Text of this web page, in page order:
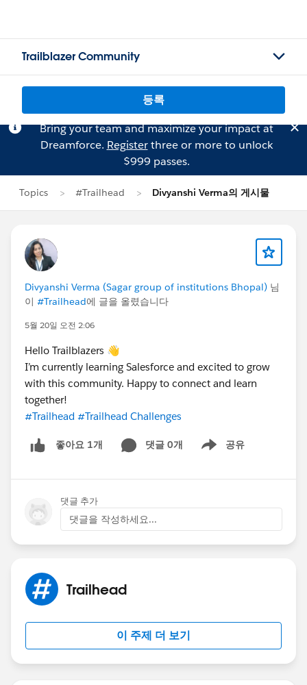
Trailblazer Community
등록
Bring your team and maximize your impact at
Dreamforce. Registerthree or more to unlock
$999 passes.
Topics #Trailhead Divyanshi Verma의 게시물
Divyanshi Verma (Sagar group of institutions Bhopal) 님
이 #Trailhead에 글을 올렸습니다
5월 20일 오전 2:06
Hello Trailblazers 👋
I’m currently learning Salesforce and excited to grow
with this community. Happy to connect and learn
together!
#Trailhead #Trailhead Challenges
좋아요 1개 댓글 0개 공유
Show menu
댓글 추가
댓글을 작성하세요...
Trailhead
이 주제 더 보기